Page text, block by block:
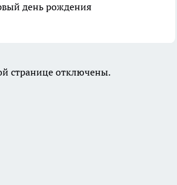
день рождения
странице отключены.